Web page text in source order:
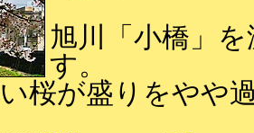
旭川「小橋」を
す。
桜が盛りをやや